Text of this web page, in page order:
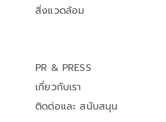
สิ่งแวดล้อม
PR & PRESS
เกี่ยวกับเรา
ติดต่อและ สนับสนุน